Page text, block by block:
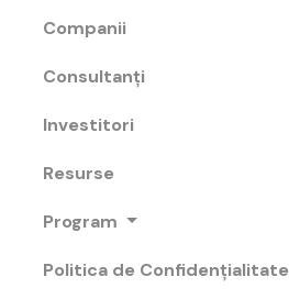
Companii
Consultanți
Investitori
Resurse
Program
Politica de Confidențialitate